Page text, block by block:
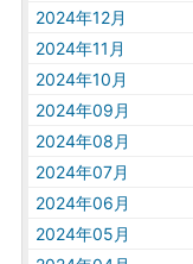
2024年12月
2024年11月
2024年10月
2024年09月
2024年08月
2024年07月
2024年06月
2024年05月